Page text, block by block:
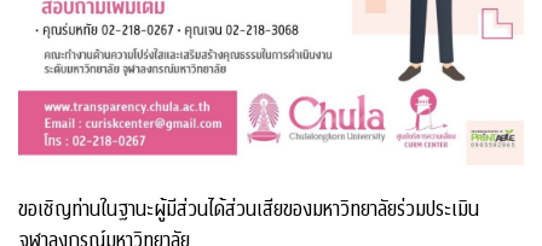
ขอเชิญท่านในฐานะผู้มีส่วนได้ส่วนเสียของมหาวิทยาลัยร่วมประเมิน